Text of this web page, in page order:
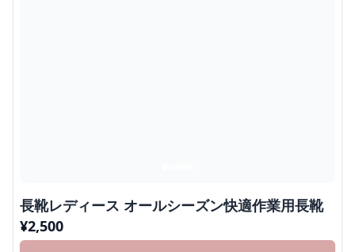
長靴レディース オールシーズン快適作業用長靴
¥2,500